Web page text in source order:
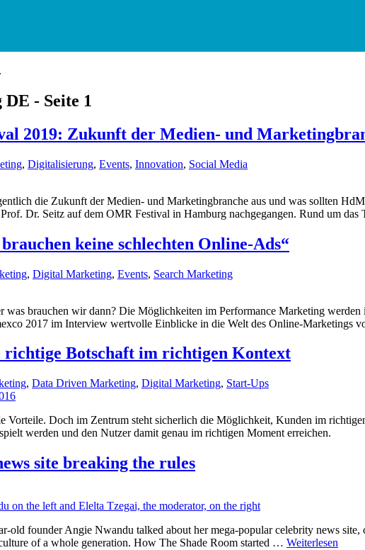
DE - Seite 1
2019: Zukunft der Medien- und
, Digitalisierung, Events, Innovation, Social Media
die Zukunft der Medien- und Marketingbranche aus und was sollten
Dr. Seitz auf dem OMR Festival in Hamburg nachgegangen. Rund um
keine schlechten Online-Ads“
, Digital Marketing, Events, Search Marketing
was brauchen wir dann? Die Möglichkeiten im Performance Marketing
2017 im Interview wertvolle Einblicke in die Welt des Online-Marketings
Botschaft im richtigen Kontext
, Data Driven Marketing, Digital Marketing, Start-Ups
Vorteile. Doch im Zentrum steht sicherlich die Möglichkeit, Kunden im
werden und den Nutzer damit genau im richtigen Moment erreichen.
site breaking the rules
old founder Angie Nwandu talked about her mega-popular celebrity news
of a whole generation. How The Shade Room started … Weiterlesen